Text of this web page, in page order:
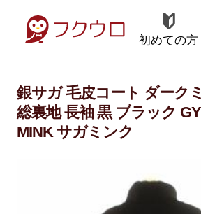
初めての方
銀サガ 毛皮コート ダーク
総裏地 長袖 黒 ブラック
MINK サガミンク